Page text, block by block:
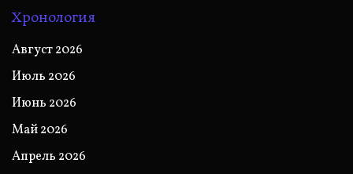
Хронология
Август 2026
Июль 2026
Июнь 2026
Май 2026
Апрель 2026